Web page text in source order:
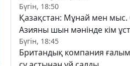
Бүгін, 18:50
Қазақстан: Мұнай мен
Азияны шын мәнінде кім
Бүгін, 18:45
Британдық компания